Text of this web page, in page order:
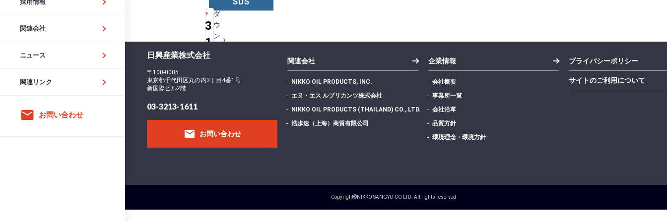
採用情報
関連会社
ニュース
関連リンク
email お問い合わせ
ダ
ウ
ン
7
フ
イ
投
3
1
-
5
6
日興産業株式会社
〒100-0005
東京都千代田区丸の内3丁目4番1号
新国際ビル2階
03-3213-1611
email お問い合わせ
関連会社
NIKKO OIL PRODUCTS, INC.
エヌ・エス ルブリカンツ株式会社
NIKKO OIL PRODUCTS (THAILAND) CO., LTD.
浩歩速（上海）商貿有限公司
企業情報
会社概要
事業所一覧
会社沿革
品質方針
環境理念・環境方針
プライバシーポリシー
サイトのご利用について
Copyright©NIKKO SANGYO CO LTD. All rights reserved